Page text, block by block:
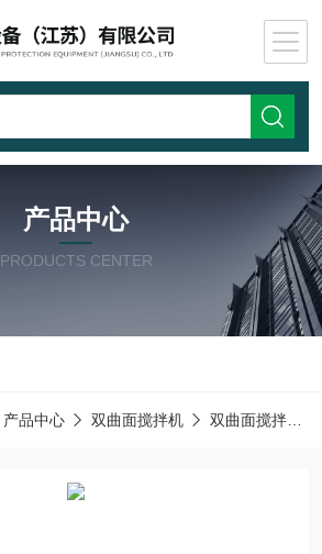
产品中心
PRODUCTS CENTER
产品中心 双曲面搅拌机 双曲面搅拌器